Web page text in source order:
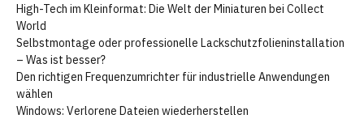
High-Tech im Kleinformat: Die Welt der Miniaturen bei Collect
World
Selbstmontage oder professionelle Lackschutzfolieninstallation
– Was ist besser?
Den richtigen Frequenzumrichter für industrielle Anwendungen
wählen
Windows: Verlorene Dateien wiederherstellen